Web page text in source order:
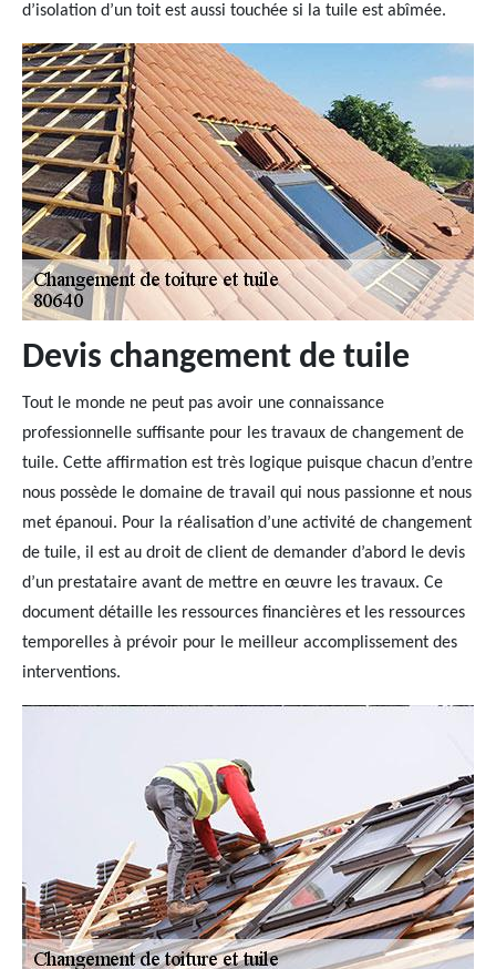
d’isolation d’un toit est aussi touchée si la tuile est abîmée.
Devis changement de tuile
Tout le monde ne peut pas avoir une connaissance
professionnelle suffisante pour les travaux de changement de
tuile. Cette affirmation est très logique puisque chacun d’entre
nous possède le domaine de travail qui nous passionne et nous
met épanoui. Pour la réalisation d’une activité de changement
de tuile, il est au droit de client de demander d’abord le devis
d’un prestataire avant de mettre en œuvre les travaux. Ce
document détaille les ressources financières et les ressources
temporelles à prévoir pour le meilleur accomplissement des
interventions.